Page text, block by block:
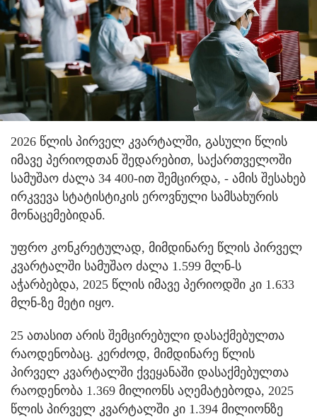
2026 წლის პირველ კვარტალში, გასული წლის
იმავე პერიოდთან შედარებით, საქართველოში
სამუშაო ძალა 34 400-ით შემცირდა, - ამის შესახებ
ირკვევა სტატისტიკის ეროვნული სამსახურის
მონაცემებიდან.
უფრო კონკრეტულად, მიმდინარე წლის პირველ
კვარტალში სამუშაო ძალა 1.599 მლნ-ს
აჭარბებდა, 2025 წლის იმავე პერიოდში კი 1.633
მლნ-ზე მეტი იყო.
25 ათასით არის შემცირებული დასაქმებულთა
რაოდენობაც. კერძოდ, მიმდინარე წლის
პირველ კვარტალში ქვეყანაში დასაქმებულთა
რაოდენობა 1.369 მილიონს აღემატებოდა, 2025
წლის პირველ კვარტალში კი 1.394 მილიონზე